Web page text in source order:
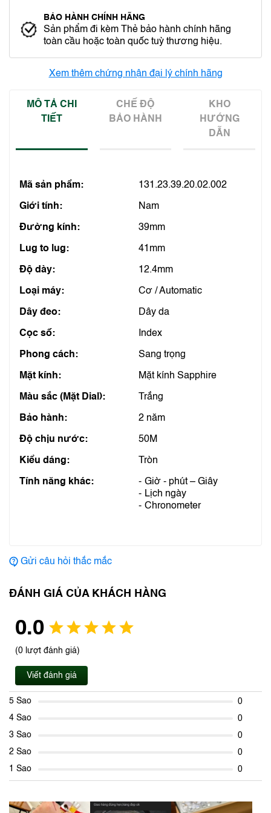
BẢO HÀNH CHÍNH HÃNG
Sản phẩm đi kèm Thẻ bảo hành chính hãng
toàn cầu hoặc toàn quốc tuỳ thương hiệu.
Xem thêm chứng nhận đại lý chính hãng
MÔ TẢ CHI
TIẾT
CHẾ ĐỘ
BẢO HÀNH
KHO
HƯỚNG
DẪN
Mã sản phẩm: 131.23.39.20.02.002
Giới tính: Nam
Đường kính: 39mm
Lug to lug: 41mm
Độ dày: 12.4mm
Loại máy: Cơ / Automatic
Dây đeo: Dây da
Cọc số: Index
Phong cách: Sang trọng
Mặt kính: Mặt kính Sapphire
Màu sắc (Mặt Dial): Trắng
Bảo hành: 2 năm
Độ chịu nước: 50M
Kiểu dáng: Tròn
Tính năng khác:
Giờ - phút – Giây
Lịch ngày
Chronometer
Gửi câu hỏi thắc mắc
ĐÁNH GIÁ CỦA KHÁCH HÀNG
0.0
(0 lượt đánh giá)
Viết đánh giá
5 Sao
0
4 Sao
0
3 Sao
0
2 Sao
0
1 Sao
0